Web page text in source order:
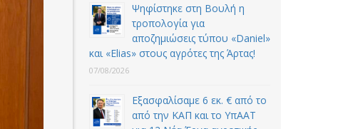
Ψηφίστηκε στη Βουλή η
τροπολογία για
αποζημιώσεις τύπου «Daniel»
και «Elias» στους αγρότες της Άρτας!
07/08/2026
Εξασφαλίσαμε 6 εκ. € από το
από την ΚΑΠ και το ΥπΑΑΤ